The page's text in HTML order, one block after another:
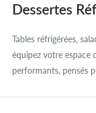
Dessertes
Tables réfrigérées,
équipez votre espace
performants, pensés